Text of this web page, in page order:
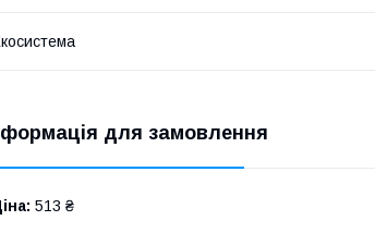
для замовлення
513 ₴